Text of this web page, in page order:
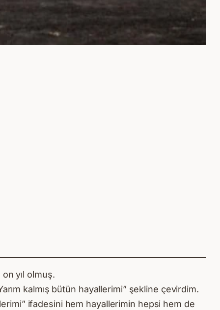
yıl olmuş.
kalmış bütün hayallerimi” şekline çevirdim.
ifadesini hem hayallerimin hepsi hem de